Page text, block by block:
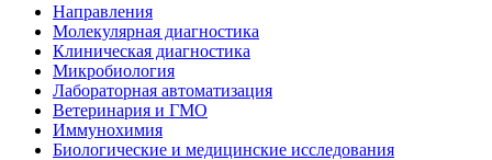
Направления
Молекулярная диагностика
Клиническая диагностика
Микробиология
Лабораторная автоматизация
Ветеринария и ГМО
Иммунохимия
Биологические и медицинские исследования